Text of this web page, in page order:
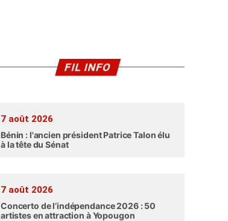
FIL INFO
7 août 2026
Bénin : l'ancien président Patrice Talon élu
à la tête du Sénat
7 août 2026
Concerto de l’indépendance 2026 : 50
artistes en attraction à Yopougon